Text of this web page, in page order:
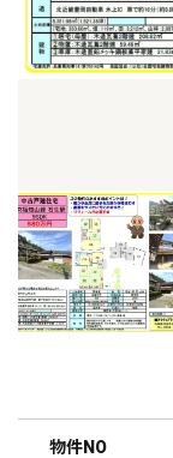
物件NO